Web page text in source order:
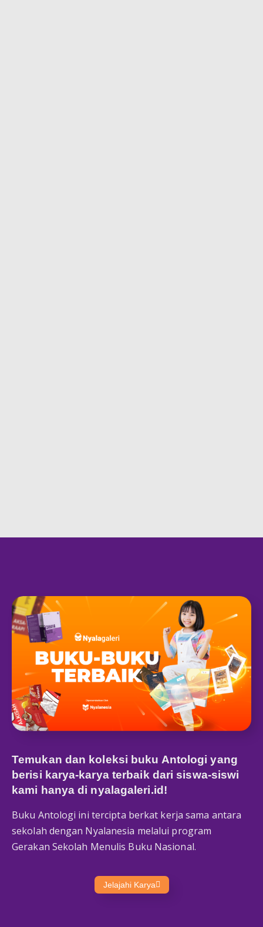
Temukan dan koleksi buku Antologi yang
berisi karya-karya terbaik dari siswa-siswi
kami hanya di nyalagaleri.id !
Buku Antologi ini tercipta berkat kerja sama antara
sekolah dengan Nyalanesia melalui program
Gerakan Sekolah Menulis Buku Nasional.
Jelajahi Karya